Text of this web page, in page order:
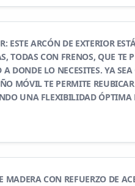
ESTE ARCÓN DE EXTERIOR
TODAS CON FRENOS, QUE TE
DONDE LO NECESITES. YA
MÓVIL TE PERMITE
UNA FLEXIBILIDAD ÓPTIMA
MADERA CON REFUERZO DE